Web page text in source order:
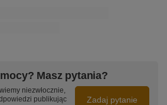
Masz pytania?
niezwłocznie,
publikując
Zadaj pytanie